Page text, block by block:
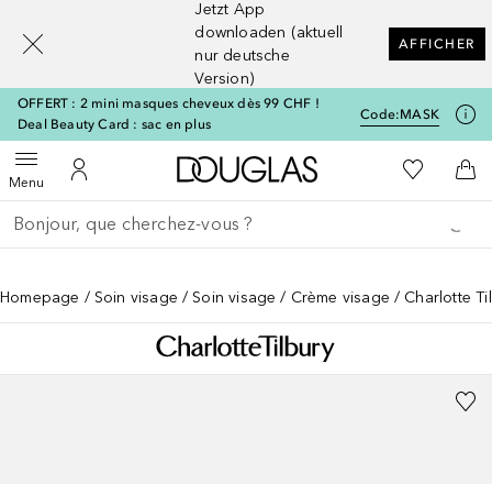
Jetzt App
downloaden (aktuell
nur deutsche
Version)
AFFICHER
OFFERT : 2 mini masques cheveux dès 99 CHF !
Deal Beauty Card : sac en plus
Code:MASK
MenuOuvrir le menuVers Mon Compte
Vers l'accueil Douglas
Vers Ma
Retourner
Exécuter la recherche
Homepage Soin visage Soin visage Crème visage Charlotte
[navigation.slideout.screenreader]